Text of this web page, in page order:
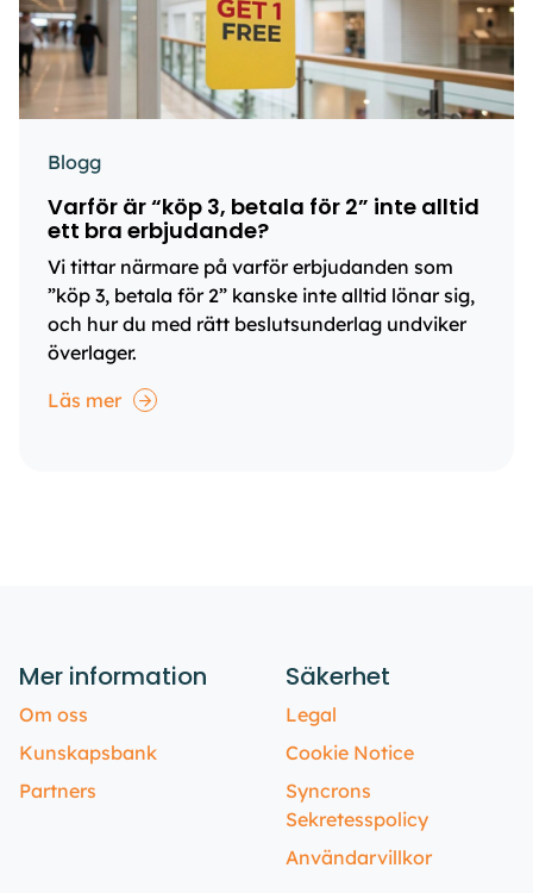
Blogg
Varför är “köp 3, betala för 2” inte alltid
ett bra erbjudande?
Vi tittar närmare på varför erbjudanden som
”köp 3, betala för 2” kanske inte alltid lönar sig,
och hur du med rätt beslutsunderlag undviker
överlager.
Läs mer
Mer information
Om oss
Kunskapsbank
Partners
Säkerhet
Legal
Cookie Notice
Syncrons
Sekretesspolicy
Användarvillkor